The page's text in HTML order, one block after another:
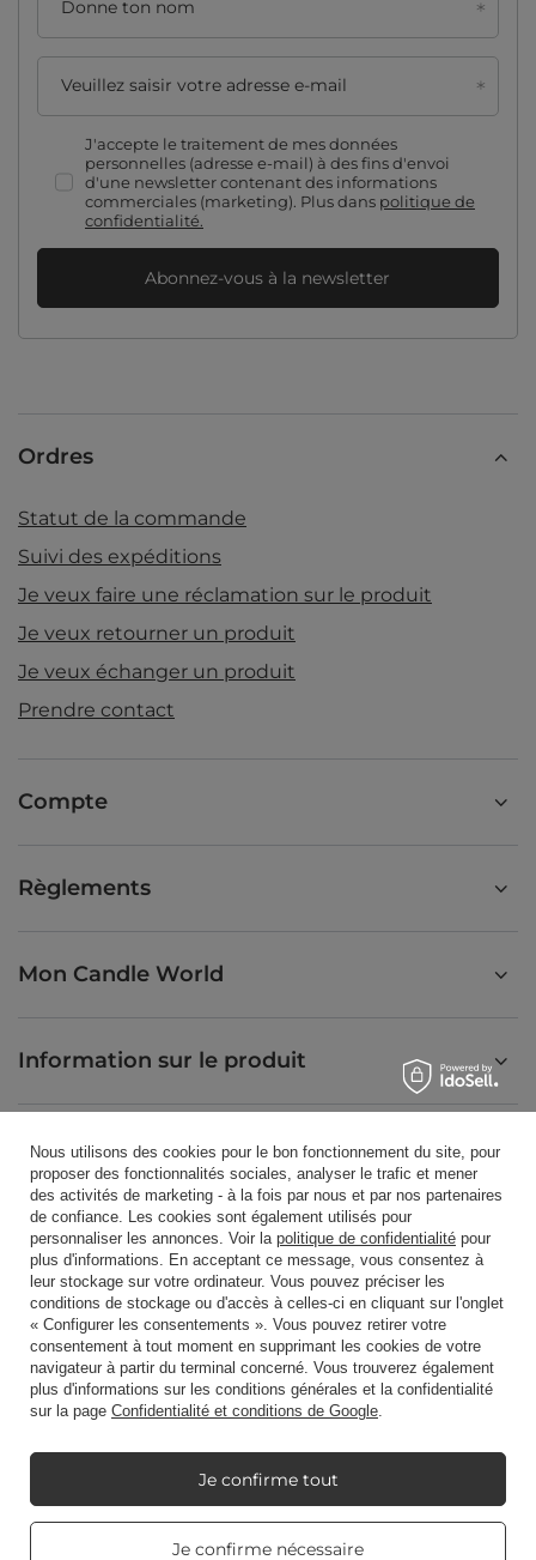
Donne ton nom
Veuillez saisir votre adresse e-mail
J'accepte le traitement de mes données
personnelles (adresse e-mail) à des fins d'envoi
d'une newsletter contenant des informations
commerciales (marketing). Plus dans politique de
confidentialité.
Abonnez-vous à la newsletter
Ordres
Statut de la commande
Suivi des expéditions
Je veux faire une réclamation sur le produit
Je veux retourner un produit
Je veux échanger un produit
Prendre contact
Compte
Règlements
Mon Candle World
Information sur le produit
Bougies parfumées
Raccourci
Blog
+48512350052 shop@candleworld.eu
Tarnowska 23/2,61-323Poznań
Nous utilisons des cookies pour le bon fonctionnement du site, pour
proposer des fonctionnalités sociales, analyser le trafic et mener
des activités de marketing - à la fois par nous et par nos partenaires
de confiance. Les cookies sont également utilisés pour
personnaliser les annonces. Voir la politique de confidentialité pour
plus d'informations. En acceptant ce message, vous consentez à
leur stockage sur votre ordinateur. Vous pouvez préciser les
conditions de stockage ou d'accès à celles-ci en cliquant sur l'onglet
« Configurer les consentements ». Vous pouvez retirer votre
consentement à tout moment en supprimant les cookies de votre
navigateur à partir du terminal concerné. Vous trouverez également
plus d'informations sur les conditions générales et la confidentialité
sur la page Confidentialité et conditions de Google.
Je confirme nécessaire
Je confirme tout